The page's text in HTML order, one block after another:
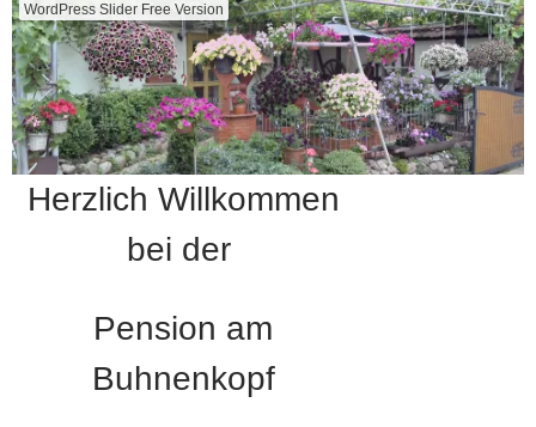
WordPress Slider Free Version
Herzlich Willkommen
bei der
Pension am
Buhnenkopf